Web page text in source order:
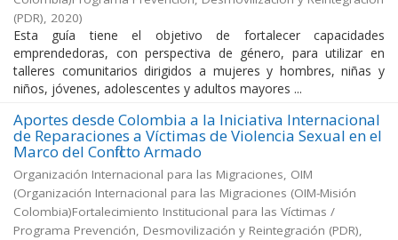
(PDR), 2020)
Esta guía tiene el objetivo de fortalecer capacidades
emprendedoras, con perspectiva de género, para utilizar en
talleres comunitarios dirigidos a mujeres y hombres, niñas y
niños, jóvenes, adolescentes y adultos mayores ...
Aportes desde Colombia a la Iniciativa Internacional
de Reparaciones a Víctimas de Violencia Sexual en el
Marco del Conflicto Armado
Organización Internacional para las Migraciones, OIM
(Organización Internacional para las Migraciones (OIM-Misión
Colombia)Fortalecimiento Institucional para las Víctimas /
Programa Prevención, Desmovilización y Reintegración (PDR),